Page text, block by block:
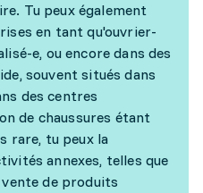
Tu peux également
en tant qu'ouvrier-
e, ou encore dans des
souvent situés dans
des centres
de chaussures étant
rare, tu peux la
annexes, telles que
de produits